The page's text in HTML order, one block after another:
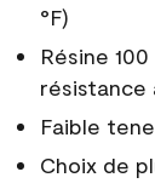
°F)
Résine
résistance
Faible
Choix de